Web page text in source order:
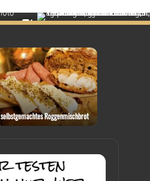
selbstgemachtes Roggenmischbrot